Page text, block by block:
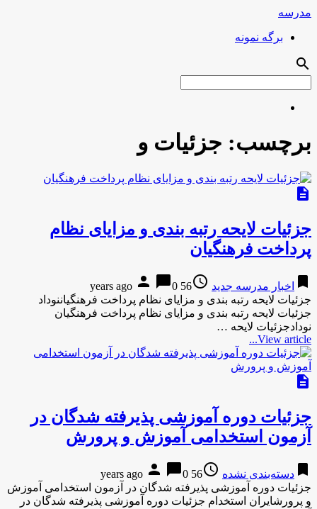
مدرسه
برگه نمونه
search
برچسب: جزئیات و
description
جزئیات لایحه رتبه بندی و مزایای نظام
پرداخت فرهنگیان
bookmark اخبار مدرسه جدید access_time
56 years ago
person chat_bubble0
جزئیات لایحه رتبه بندی و مزایای نظام پرداخت فرهنگیاننوداد
جزئیات لایحه رتبه بندی و مزایای نظام پرداخت فرهنگیان
نودادجزئیات لایحه …
View article...
description
جزئیات دوره آموزشی پذیرفته شدگان در
آزمون استخدامی آموزش و پرورش
bookmark دسته‌بندی نشده access_time
56 years ago
person chat_bubble0
جزئیات دوره آموزشی پذیرفته شدگان در آزمون استخدامی آموزش
و پرورشایران استخدام جزئیات دوره آموزشی پذیرفته شدگان در